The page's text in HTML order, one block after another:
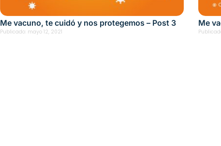
Me vacuno, te cuidó y nos protegemos – Post 3
Publicado: mayo 12, 2021
Me